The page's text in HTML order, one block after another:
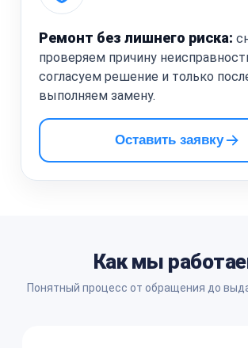
Ремонт без лишнего риска:
проверяем причину
согласуем решение и только
выполняем замену.
Оставить заявку
Как мы
Понятный процесс от обращения до